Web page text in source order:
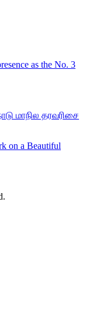
as the No. 3
மாநில தரவரிசை
on a Beautiful